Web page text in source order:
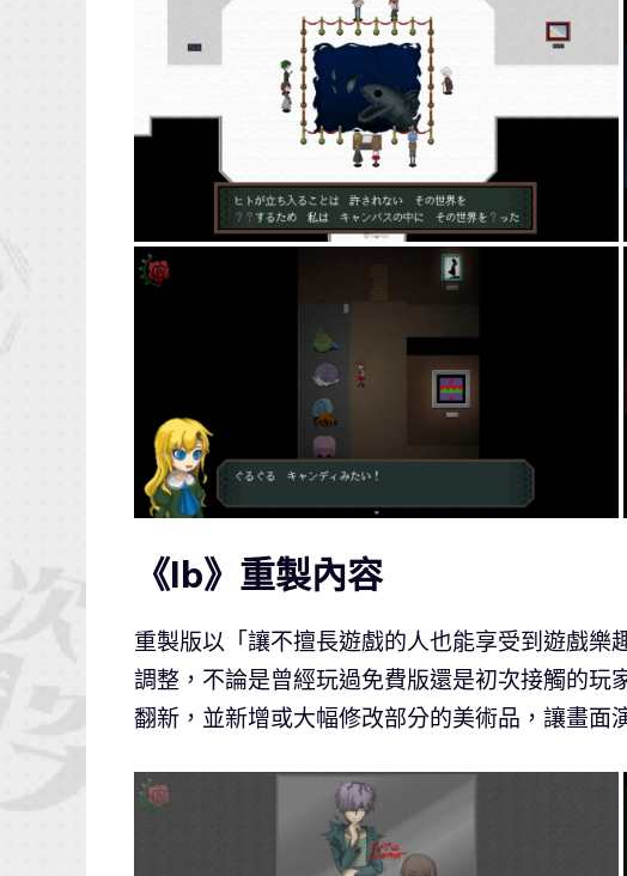
《Ib》重製內容
重製版以「讓不擅長遊戲的人也能享受到遊戲
調整，不論是曾經玩過免費版還是初次接觸的
翻新，並新增或大幅修改部分的美術品，讓畫面